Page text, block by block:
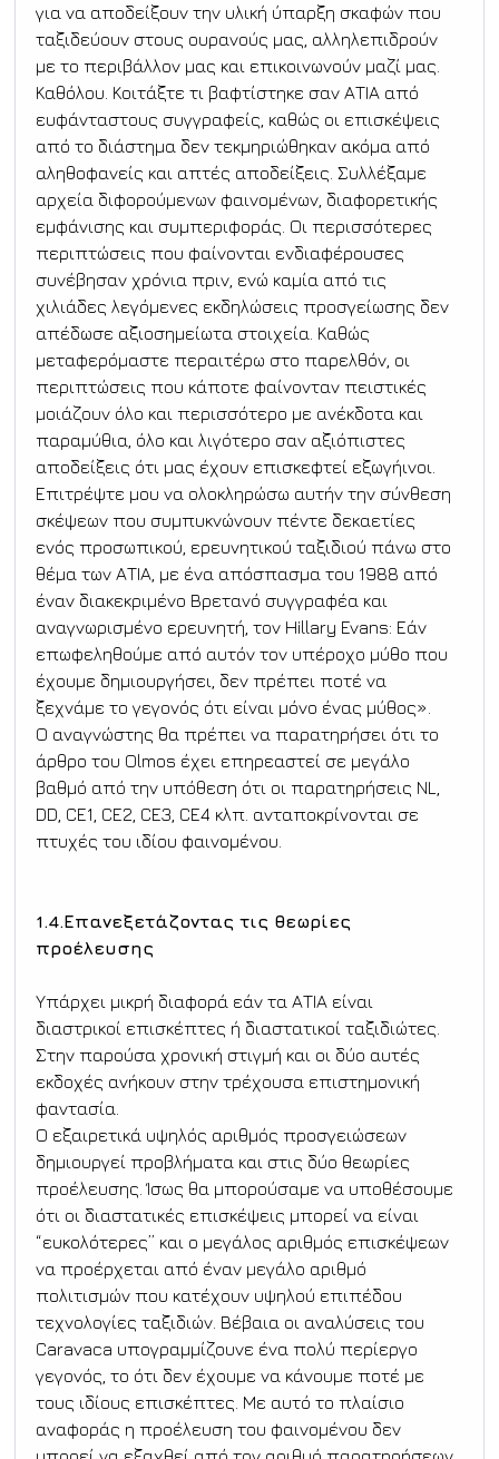
για να αποδείξουν την υλική ύπαρξη σκαφών που
ταξιδεύουν στους ουρανούς μας, αλληλεπιδρούν
με το περιβάλλον μας και επικοινωνούν μαζί μας.
Καθόλου. Κοιτάξτε τι βαφτίστηκε σαν ΑΤΙΑ από
ευφάνταστους συγγραφείς, καθώς οι επισκέψεις
από το διάστημα δεν τεκμηριώθηκαν ακόμα από
αληθοφανείς και απτές αποδείξεις. Συλλέξαμε
αρχεία διφορούμενων φαινομένων, διαφορετικής
εμφάνισης και συμπεριφοράς. Οι περισσότερες
περιπτώσεις που φαίνονται ενδιαφέρουσες
συνέβησαν χρόνια πριν, ενώ καμία από τις
χιλιάδες λεγόμενες εκδηλώσεις προσγείωσης δεν
απέδωσε αξιοσημείωτα στοιχεία. Καθώς
μεταφερόμαστε περαιτέρω στο παρελθόν, οι
περιπτώσεις που κάποτε φαίνονταν πειστικές
μοιάζουν όλο και περισσότερο με ανέκδοτα και
παραμύθια, όλο και λιγότερο σαν αξιόπιστες
αποδείξεις ότι μας έχουν επισκεφτεί εξωγήινοι.
Επιτρέψτε μου να ολοκληρώσω αυτήν την σύνθεση
σκέψεων που συμπυκνώνουν πέντε δεκαετίες
ενός προσωπικού, ερευνητικού ταξιδιού πάνω στο
θέμα των ΑΤΙΑ, με ένα απόσπασμα του 1988 από
έναν διακεκριμένο Βρετανό συγγραφέα και
αναγνωρισμένο ερευνητή, τον Hillary Evans: Εάν
επωφεληθούμε από αυτόν τον υπέροχο μύθο που
έχουμε δημιουργήσει, δεν πρέπει ποτέ να
ξεχνάμε το γεγονός ότι είναι μόνο ένας μύθος».
Ο αναγνώστης θα πρέπει να παρατηρήσει ότι το
άρθρο του Olmos έχει επηρεαστεί σε μεγάλο
βαθμό από την υπόθεση ότι οι παρατηρήσεις NL,
DD, CE1, CE2, CE3, CE4 κλπ. ανταποκρίνονται σε
πτυχές του ιδίου φαινομένου.
1.4.Επανεξετάζοντας τις θεωρίες
προέλευσης
Υπάρχει μικρή διαφορά εάν τα ΑΤΙΑ είναι
διαστρικοί επισκέπτες ή διαστατικοί ταξιδιώτες.
Στην παρούσα χρονική στιγμή και οι δύο αυτές
εκδοχές ανήκουν στην τρέχουσα επιστημονική
φαντασία.
Ο εξαιρετικά υψηλός αριθμός προσγειώσεων
δημιουργεί προβλήματα και στις δύο θεωρίες
προέλευσης. Ίσως θα μπορούσαμε να υποθέσουμε
ότι οι διαστατικές επισκέψεις μπορεί να είναι
“ευκολότερες” και ο μεγάλος αριθμός επισκέψεων
να προέρχεται από έναν μεγάλο αριθμό
πολιτισμών που κατέχουν υψηλού επιπέδου
τεχνολογίες ταξιδιών. Βέβαια οι αναλύσεις του
Caravaca υπογραμμίζουνε ένα πολύ περίεργο
γεγονός, το ότι δεν έχουμε να κάνουμε ποτέ με
τους ιδίους επισκέπτες. Με αυτό το πλαίσιο
αναφοράς η προέλευση του φαινομένου δεν